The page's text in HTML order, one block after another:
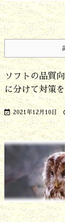
ソフトの品質
に分けて対策
 2021年12月10日